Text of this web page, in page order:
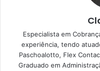
Especialista em
experiência, tendo
Paschoalotto, Flex
Graduado em